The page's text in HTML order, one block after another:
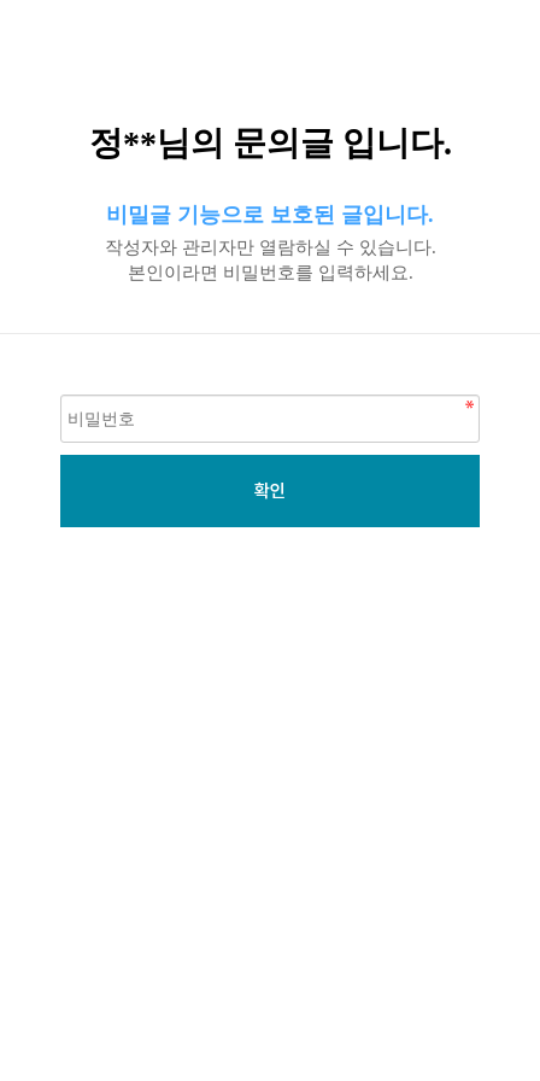
정**님의 문의글 입니다.
비밀글 기능으로 보호된 글입니다.
작성자와 관리자만 열람하실 수 있습니다.
본인이라면 비밀번호를 입력하세요.